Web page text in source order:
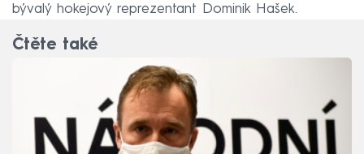
bývalý hokejový reprezentant Dominik Hašek.
Čtěte také